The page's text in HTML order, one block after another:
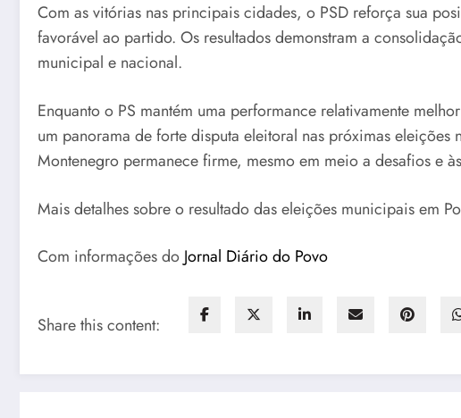
Com as vitórias nas principais cidades, o PSD reforça sua
favorável ao partido. Os resultados demonstram a
municipal e nacional.
Enquanto o PS mantém uma performance relativamente
um panorama de forte disputa eleitoral nas próximas
Montenegro permanece firme, mesmo em meio a desafios e
Mais detalhes sobre o resultado das eleições municipais em
Com informações do Jornal Diário do Povo
Share this content: